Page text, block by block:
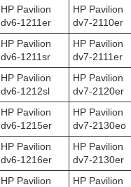
HP Pavilion
dv6-1211er
HP Pavilion
dv7-2110er
HP Pavilion
dv6-1211sr
HP Pavilion
dv7-2111er
HP Pavilion
dv6-1212sl
HP Pavilion
dv7-2120er
HP Pavilion
dv6-1215er
HP Pavilion
dv7-2130eo
HP Pavilion
dv6-1216er
HP Pavilion
dv7-2130er
HP Pavilion
HP Pavilion